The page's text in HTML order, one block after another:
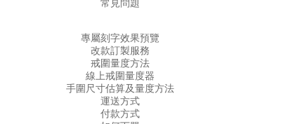
專屬刻字效果預覽
改款訂製服務
戒圍量度方法
線上戒圍量度器
手圍尺寸估算及量度方法
運送方式
付款方式